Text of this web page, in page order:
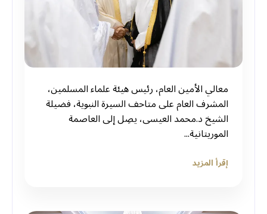
معالي الأمين العام، رئيس هيئة علماء المسلمين،
المشرف العام على متاحف السيرة النبوية، فضيلة
الشيخ د.محمد العيسى، يصِل إلى العاصمة
الموريتانية...
إقرأ المزيد